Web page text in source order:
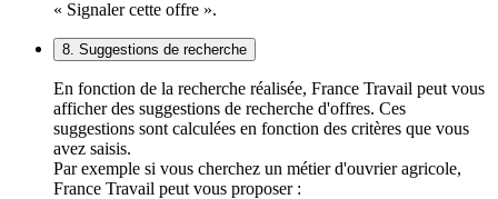
« Signaler cette offre ».
8. Suggestions de recherche
En fonction de la recherche réalisée, France Travail peut vous
afficher des suggestions de recherche d'offres. Ces
suggestions sont calculées en fonction des critères que vous
avez saisis.
Par exemple si vous cherchez un métier d'ouvrier agricole,
France Travail peut vous proposer :